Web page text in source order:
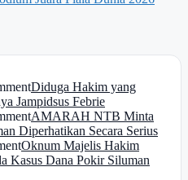
Diduga Hakim yang
Jampidsus Febrie
AMARAH NTB Minta
Diperhatikan Secara Serius
Oknum Majelis Hakim
Kasus Dana Pokir Siluman